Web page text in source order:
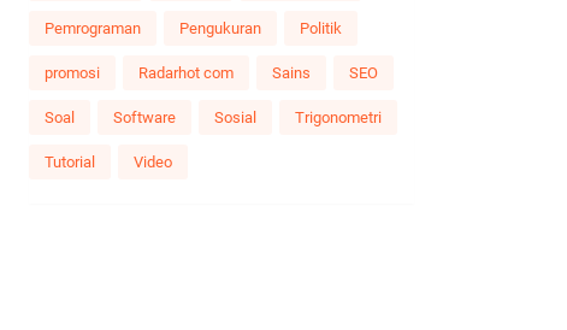
Pemrograman Pengukuran Politik
promosi Radarhot com Sains SEO
Soal Software Sosial Trigonometri
Tutorial Video